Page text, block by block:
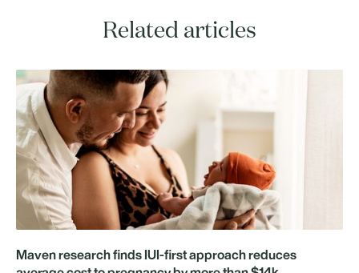
Related articles
Maven research finds IUI-first approach reduces